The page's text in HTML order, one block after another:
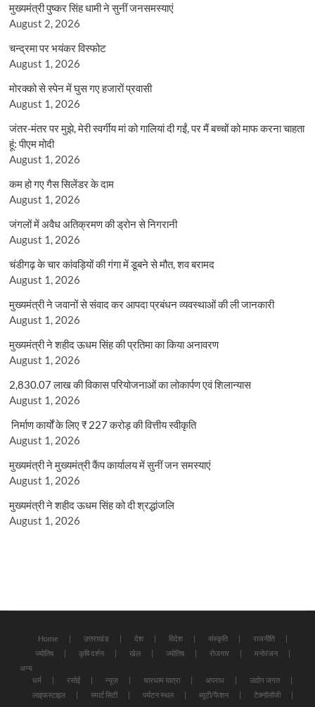
मुख्यमंत्री पुष्कर सिंह धामी ने सुनीं जनसमस्याएं
August 2, 2026
चन्द्रमा पर भयंकर विस्फोट
August 1, 2026
मोरक्को से स्पेन में घुस गए हजारों प्रवासी
August 1, 2026
जंतर-मंतर पर मुझे, मेरी स्वर्गीय मां को गालियां दी गईं, पर मैं बच्चों को माफ करना चाहता
हूं: पीएम मोदी
August 1, 2026
कम हो गए गैस सिलेंडर के दाम
August 1, 2026
जंगलों में अवैध अतिक्रमण की ड्रोन से निगरानी
August 1, 2026
चंडीगढ़ के चार कांवड़ियों की गंगा में डूबने से मौत, शव बरामद
August 1, 2026
मुख्यमंत्री ने जवानों से संवाद कर आपदा प्रबंधन व्यवस्थाओं की ली जानकारी
August 1, 2026
मुख्यमंत्री ने शहीद ऊधम सिंह की प्रतिमा का किया अनावरण
August 1, 2026
2,830.07 लाख की विकास परियोजनाओं का लोकार्पण एवं शिलान्यास
August 1, 2026
निर्माण कार्यों के लिए ₹ 227 करोड़ की वित्तीय स्वीकृति
August 1, 2026
मुख्यमंत्री ने मुख्यमंत्री कैंप कार्यालय में सुनीं जन समस्याएं
August 1, 2026
मुख्यमंत्री ने शहीद ऊधम सिंह को दी श्रद्धांजलि
August 1, 2026
Home उत्तराखंड देश विदेश संस्कृति
राजनीति
ज्योतिष
कृषि दर्शन खेल ज्योतिष रोजगार
मनोरंजन
अन्य
धर्म
रसोई न्यूज़ चारधाम यात्रा अपराध
उद्योग जगत
लाइफस्टाइल
स्मार्ट सिटी पर्यटन स्थल ब्यूटी/फैशन
टेक्नॉलॉजी